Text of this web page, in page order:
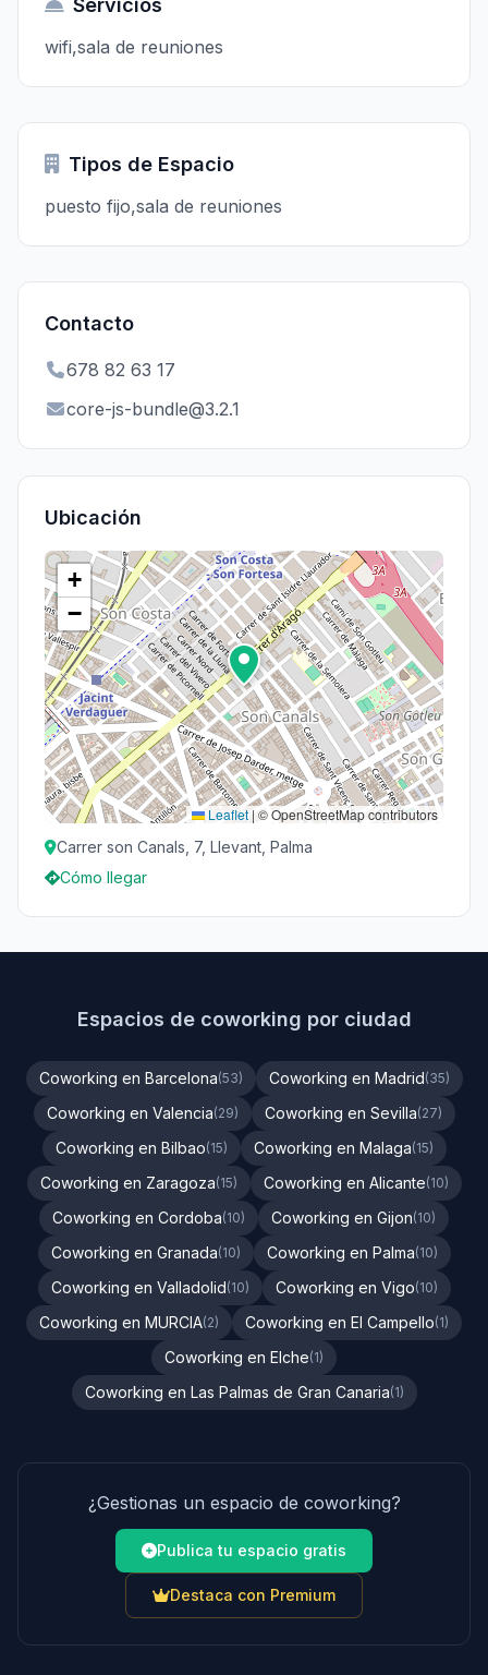
Servicios
wifi,sala de reuniones
Tipos de Espacio
puesto fijo,sala de reuniones
Contacto
678 82 63 17
core-js-bundle@3.2.1
Ubicación
+
−
Leaflet | © OpenStreetMap contributors
Carrer son Canals, 7, Llevant, Palma
Cómo llegar
Espacios de coworking por ciudad
Coworking en Barcelona(53) Coworking en Madrid(35)
Coworking en Valencia(29) Coworking en Sevilla(27)
Coworking en Bilbao(15) Coworking en Malaga(15)
Coworking en Zaragoza(15) Coworking en Alicante(10)
Coworking en Cordoba(10) Coworking en Gijon(10)
Coworking en Granada(10) Coworking en Palma(10)
Coworking en Valladolid(10) Coworking en Vigo(10)
Coworking en MURCIA(2) Coworking en El Campello(1)
Coworking en Elche(1)
Coworking en Las Palmas de Gran Canaria(1)
¿Gestionas un espacio de coworking?
Publica tu espacio gratis
Destaca con Premium